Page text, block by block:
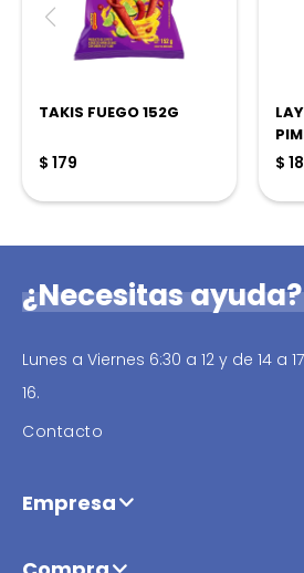
TAKIS FUEGO 152G
$ 179 $
¿Necesitas ayuda?
Lunes a Viernes 6:30 a 12 y de 14 a
16.
Contacto
Empresa